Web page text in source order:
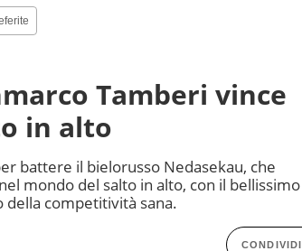
Tamberi vince
in alto
battere il bielorusso Nedasekau, che
mondo del salto in alto, con il bellissimo
della competitività sana.
CONDIVIDI